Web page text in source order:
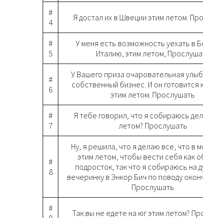
#
4
Я достал их в Швеции этим летом.
#
5
У меня есть возможность уехать в
Италию, этим летом,
#
6
У Вашего приза очаровательная
собственный бизнес. И он готовится
этим летом. Прослушать
#
7
Я тебе говорил, что я собираюсь
летом? Прослушать
#
8
Ну, я решила, что я делаю все, что в
этим летом, чтобы вести себя как
подросток, так что я собираюсь на
вечеринку в Энкор Бич по поводу
Прослушать
#
Так вы не едете на юг этим летом?